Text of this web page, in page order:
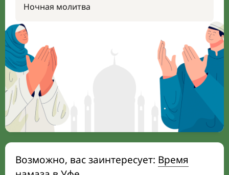
Ночная молитва
Возможно, вас заинтересует: Время